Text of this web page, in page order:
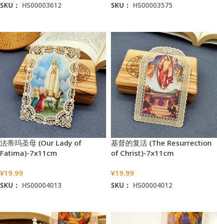
SKU： HS00003612 SKU： HS00003575
法蒂玛圣母 (Our Lady of
Fatima)-7x11cm
¥19.99
SKU： HS00004013
基督的复活 (The Resurrection
of Christ)-7x11cm
¥19.99
SKU： HS00004012